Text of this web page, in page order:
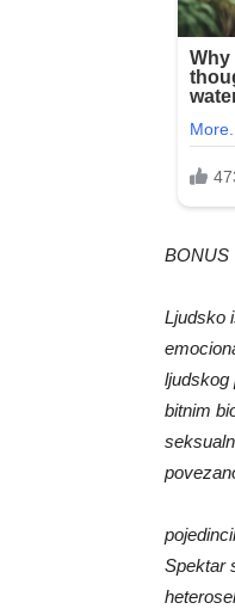
BONUS
Ljudsko
ljudskog
bitnim
Spektar